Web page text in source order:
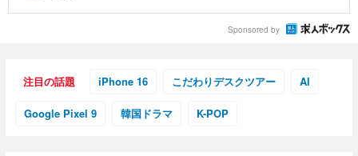
Sponsored by
注目の話題 iPhone 16 こだわりデスクツアー AI
Google Pixel 9 韓国ドラマ K-POP